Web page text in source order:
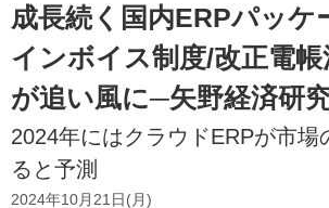
成長続く国内ERPパッケ
インボイス制度/改正電
が追い風に─矢野経済研
2024年にはクラウドERPが市場
ると予測
2024年10月21日(月)